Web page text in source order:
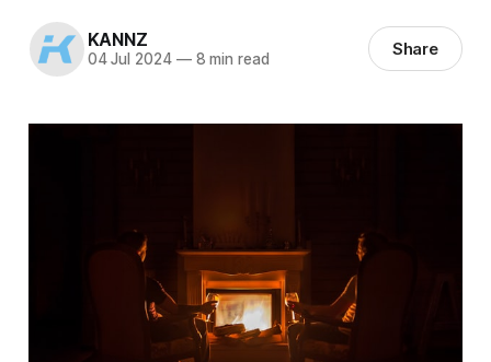
KANNZ
04 Jul 2024 —8 min read Share